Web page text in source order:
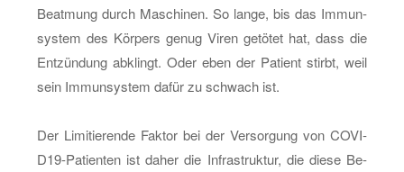
Be­at­mung durch Ma­schi­nen. So lange, bis das Im­mun­
sys­tem des Kör­pers genug Viren ge­tö­tet hat, dass die
Ent­zün­dung ab­klingt. Oder eben der Pa­ti­ent stirbt, weil
sein Im­mun­sys­tem dafür zu schwach ist.
Der Li­mi­tie­ren­de Fak­tor bei der Ver­sor­gung von CO­VI­
D19-Pa­ti­en­ten ist daher die In­fra­struk­tur, die diese Be­